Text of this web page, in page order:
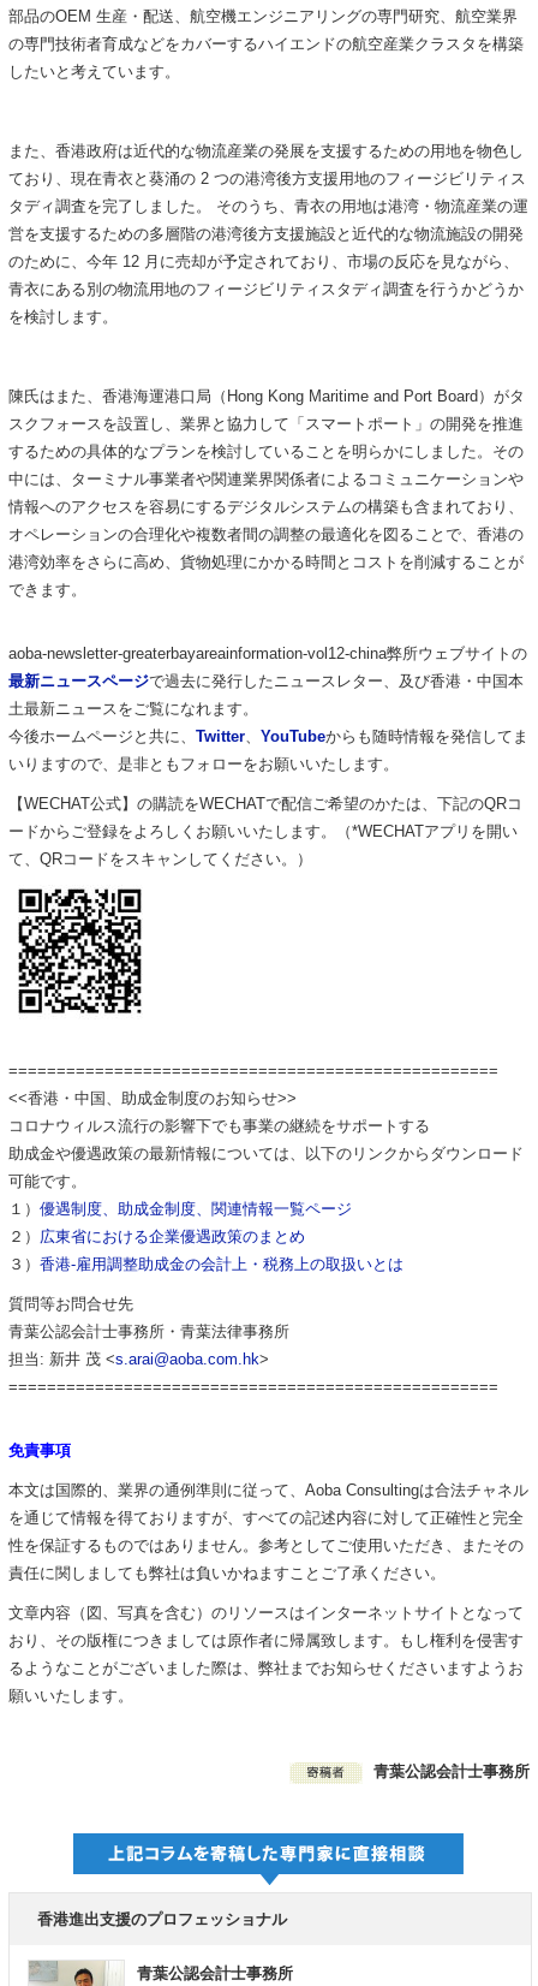
部品のOEM 生産・配送、航空機エンジニアリングの専門研究、航空業界
の専門技術者育成などをカバーするハイエンドの航空産業クラスタを構築
したいと考えています。
また、香港政府は近代的な物流産業の発展を支援するための用地を物色し
ており、現在青衣と葵涌の 2 つの港湾後方支援用地のフィージビリティス
タディ調査を完了しました。 そのうち、青衣の用地は港湾・物流産業の運
営を支援するための多層階の港湾後方支援施設と近代的な物流施設の開発
のために、今年 12 月に売却が予定されており、市場の反応を見ながら、
青衣にある別の物流用地のフィージビリティスタディ調査を行うかどうか
を検討します。
陳氏はまた、香港海運港口局（Hong Kong Maritime and Port Board）がタ
スクフォースを設置し、業界と協力して「スマートポート」の開発を推進
するための具体的なプランを検討していることを明らかにしました。その
中には、ターミナル事業者や関連業界関係者によるコミュニケーションや
情報へのアクセスを容易にするデジタルシステムの構築も含まれており、
オペレーションの合理化や複数者間の調整の最適化を図ることで、香港の
港湾効率をさらに高め、貨物処理にかかる時間とコストを削減することが
できます。
aoba-newsletter-greaterbayareainformation-vol12-china弊所ウェブサイトの
最新ニュースページで過去に発行したニュースレター、及び香港・中国本
土最新ニュースをご覧になれます。
今後ホームページと共に、 Twitter、 YouTubeからも随時情報を発信してま
いりますので、是非ともフォローをお願いいたします。
【WECHAT公式】の購読をWECHATで配信ご希望のかたは、下記のQRコ
ードからご登録をよろしくお願いいたします。（*WECHATアプリを開い
て、QRコードをスキャンしてください。）
===================================================
<<香港・中国、助成金制度のお知らせ>>
コロナウィルス流行の影響下でも事業の継続をサポートする
助成金や優遇政策の最新情報については、以下のリンクからダウンロード
可能です。
１） 優遇制度、助成金制度、関連情報一覧ページ
２） 広東省における企業優遇政策のまとめ
３） 香港-雇用調整助成金の会計上・税務上の取扱いとは
質問等お問合せ先
青葉公認会計士事務所・青葉法律事務所
担当: 新井 茂 <s.arai@aoba.com.hk>
===================================================
免責事項
本文は国際的、業界の通例準則に従って、Aoba Consultingは合法チャネル
を通じて情報を得ておりますが、すべての記述内容に対して正確性と完全
性を保証するものではありません。参考としてご使用いただき、またその
責任に関しましても弊社は負いかねますことご了承ください。
文章内容（図、写真を含む）のリソースはインターネットサイトとなって
おり、その版権につきましては原作者に帰属致します。もし権利を侵害す
るようなことがございました際は、弊社までお知らせくださいますようお
願いいたします。
青葉公認会計士事務所
香港進出支援のプロフェッショナル
青葉公認会計士事務所